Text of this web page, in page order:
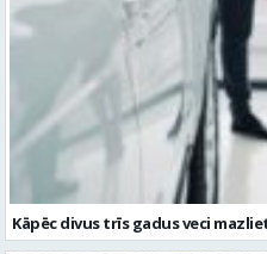
Kāpēc divus trīs gadus veci